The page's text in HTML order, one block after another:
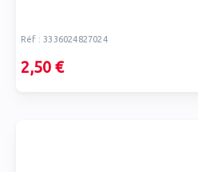
Réf : 3336024827024
2,50 €